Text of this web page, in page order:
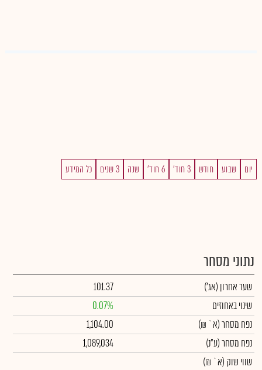
יום שבוע חודש 3 חוד' 6 חוד' שנה 3 שנים כל המידע
נתוני מסחר
שער אחרון (אג')
101.37
שינוי באחוזים
0.07%
נפח מסחר(א` ₪)
1,104.00
נפח מסחר(ע"נ)
1,089,034
שווי שוק (א` ₪)